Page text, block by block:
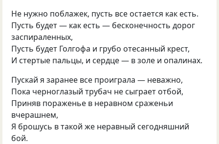
Не нужно поблажек, пусть все остается как есть.
Пусть будет — как есть — бесконечность дорог
заспираленных,
Пусть будет Голгофа и грубо отесанный крест,
И стертые пальцы, и сердце — в золе и опалинах.
Пускай я заранее все проиграла — неважно,
Пока черноглазый трубач не сыграет отбой,
Приняв пораженье в неравном сраженьи
вчерашнем,
Я брошусь в такой же неравный сегодняшний
бой.